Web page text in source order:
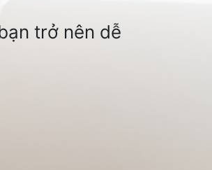
trở nên dễ